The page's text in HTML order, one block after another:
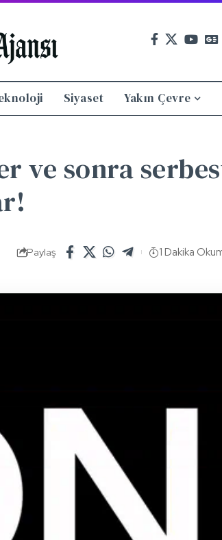
Siyaset Yakın Çevre
ve sonra
Paylaş 1 Dakika